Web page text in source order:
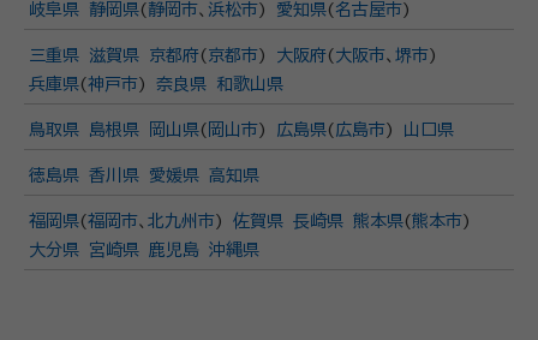
岐阜県
静岡県( 静岡市、 浜松市) 愛知県( 名古屋市)
三重県 滋賀県 京都府( 京都市) 大阪府( 大阪市、 堺市)
兵庫県(神戸市) 奈良県 和歌山県
鳥取県 島根県 岡山県( 岡山市) 広島県( 広島市) 山口県
徳島県 香川県 愛媛県 高知県
福岡県(福岡市、 北九州市) 佐賀県 長崎県 熊本県(熊本市)
大分県
宮崎県 鹿児島 沖縄県